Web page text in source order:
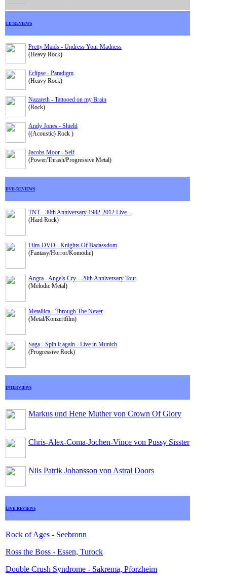
CD-REVIEWS
Pretty Maids - Undress Your Madness
(Heavy Rock)
Eclipse - Paradigm
(Heavy Rock)
Nazareth - Tattooed on my Brain
(Rock)
Andy Jones - Shield
((Acoustic) Rock )
Jacobs Moor - Self
(Power/Thrash/Progressive Metal)
DVD-REVIEWS
TNT - 30th Anniversary 1982-2012 Live...
(Hard Rock)
Film-DVD - Knights Of Badassdom
(Fantasy/Horror/Komödie)
Angra - Angels Cry – 20th Anniversary Tour
(Melodic Metal)
Metallica - Through The Never
(Metal/Konzertfilm)
Saga - Spin it again - Live in Munich
(Progressive Rock)
INTERVIEWS
Markus und Hene Muther von Crown Of Glory
Chris-Alex-Coma-Jochen-Vince von Pussy Sisster
Nils Patrik Johansson von Astral Doors
LIVE-REVIEWS
Rock of Ages - Seebronn
Ross the Boss - Essen, Turock
Double Crush Syndrome - Sakrema, Pforzheim